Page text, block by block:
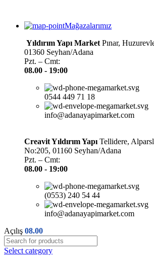
Mağazalarımız
Yıldırım Yapı Market Pınar,
01360 Seyhan/Adana
Pzt. – Cmt:
08.00 - 19:00
0544 449 71 18
info@adanayapimarket.com
Creavit Yıldırım Yapı Tellidere,
No:205, 01160 Seyhan/Adana
Pzt. – Cmt:
08.00 - 19:00
(0553) 240 54 44
info@adanayapimarket.com
Açılış 08.00
Select category